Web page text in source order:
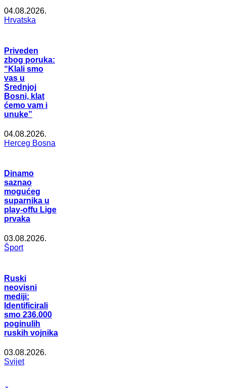
04.08.2026.
Hrvatska
Priveden
zbog poruka:
“Klali smo
vas u
Srednjoj
Bosni, klat
ćemo vam i
unuke”
04.08.2026.
Herceg Bosna
Dinamo
saznao
mogućeg
suparnika u
play-offu Lige
prvaka
03.08.2026.
Šport
Ruski
neovisni
mediji:
Identificirali
smo 236.000
poginulih
ruskih vojnika
03.08.2026.
Svijet